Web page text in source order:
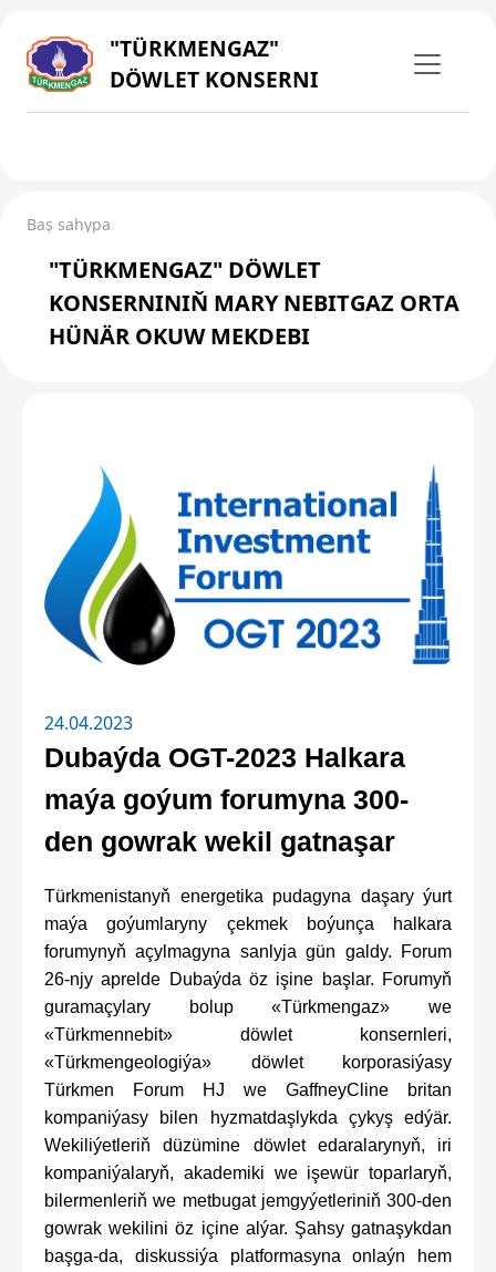
"TÜRKMENGAZ"
DÖWLET KONSERNI
Baş sahypa
"TÜRKMENGAZ" DÖWLET
KONSERNINIŇ MARY NEBITGAZ ORTA
HÜNÄR OKUW MEKDEBI
24.04.2023
Dubaýda OGT-2023 Halkara
maýa goýum forumyna 300-
den gowrak wekil gatnaşar
Türkmenistanyň energetika pudagyna daşary ýurt
maýa goýumlaryny çekmek boýunça halkara
forumynyň açylmagyna sanlyja gün galdy. Forum
26-njy aprelde Dubaýda öz işine başlar. Forumyň
guramaçylary bolup «Türkmengaz» we
«Türkmennebit» döwlet konsernleri,
«Türkmengeologiýa» döwlet korporasiýasy
Türkmen Forum HJ we GaffneyCline britan
kompaniýasy bilen hyzmatdaşlykda çykyş edýär.
Wekiliýetleriň düzümine döwlet edaralarynyň, iri
kompaniýalaryň, akademiki we işewür toparlaryň,
bilermenleriň we metbugat jemgyýetleriniň 300-den
gowrak wekilini öz içine alýar. Şahsy gatnaşykdan
başga-da, diskussiýa platformasyna onlaýn hem